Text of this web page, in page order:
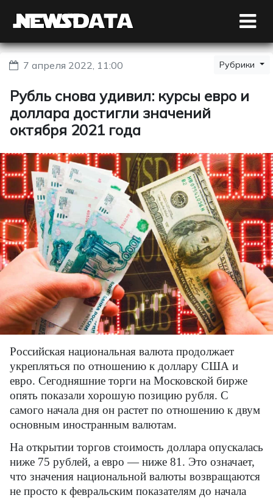
7 апреля 2022, 11:00 Рубрики
Рубль снова удивил: курсы евро и
доллара достигли значений
октября 2021 года
Российская национальная валюта продолжает
укрепляться по отношению к доллару США и
евро. Сегодняшние торги на Московской бирже
опять показали хорошую позицию рубля. С
самого начала дня он растет по отношению к двум
основным иностранным валютам.
На открытии торгов стоимость доллара опускалась
ниже 75 рублей, а евро — ниже 81. Это означает,
что значения национальной валюты возвращаются
не просто к февральским показателям до начала